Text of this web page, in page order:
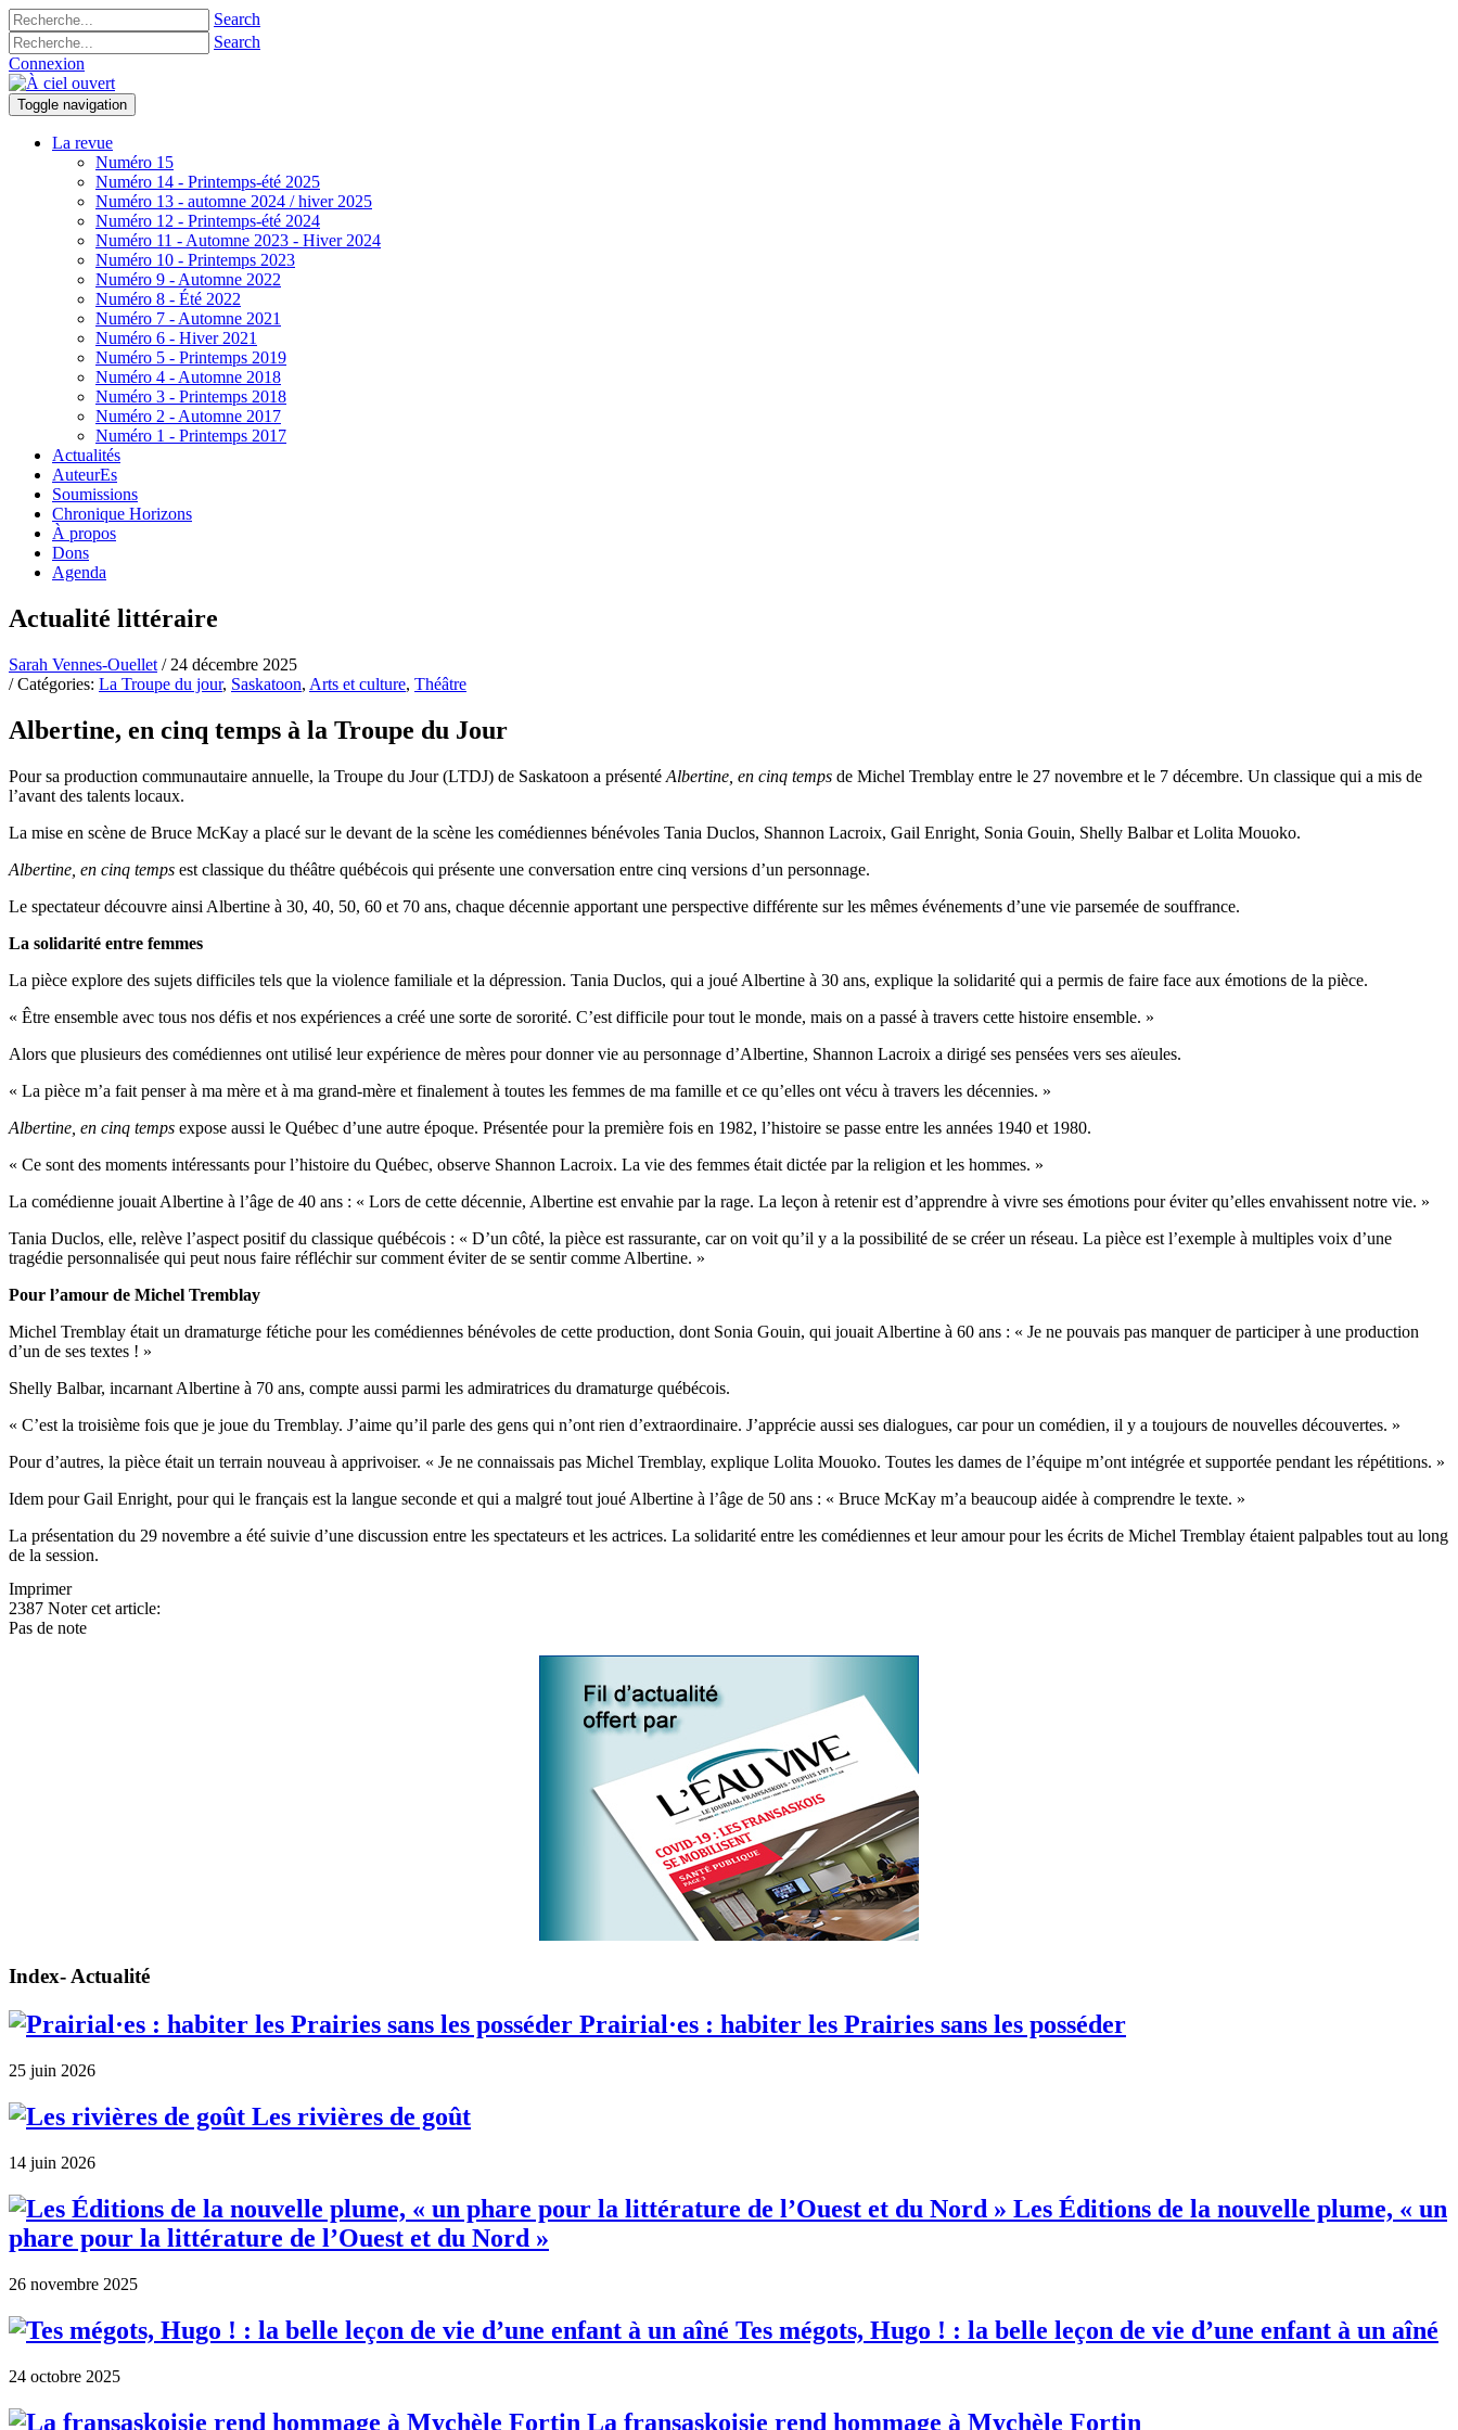
Search
Search
Connexion
Toggle navigation
La revue
Numéro 15
Numéro 14 - Printemps-été 2025
Numéro 13 - automne 2024 / hiver 2025
Numéro 12 - Printemps-été 2024
Numéro 11 - Automne 2023 - Hiver 2024
Numéro 10 - Printemps 2023
Numéro 9 - Automne 2022
Numéro 8 - Été 2022
Numéro 7 - Automne 2021
Numéro 6 - Hiver 2021
Numéro 5 - Printemps 2019
Numéro 4 - Automne 2018
Numéro 3 - Printemps 2018
Numéro 2 - Automne 2017
Numéro 1 - Printemps 2017
Actualités
AuteurEs
Soumissions
Chronique Horizons
À propos
Dons
Agenda
Actualité littéraire
Sarah Vennes-Ouellet / 24 décembre 2025
/ Catégories: La Troupe du jour, Saskatoon, Arts et culture, Théâtre
Albertine, en cinq temps à la Troupe du Jour
Pour sa production communautaire annuelle, la Troupe du Jour (LTDJ) de Saskatoon a présenté Albertine, en cinq temps de Michel Tremblay entre le 27 novembre et le 7 décembre. Un classique qui a mis de
l’avant des talents locaux.
La mise en scène de Bruce McKay a placé sur le devant de la scène les comédiennes bénévoles Tania Duclos, Shannon Lacroix, Gail Enright, Sonia Gouin, Shelly Balbar et Lolita Mouoko.
Albertine, en cinq temps est classique du théâtre québécois qui présente une conversation entre cinq versions d’un personnage.
Le spectateur découvre ainsi Albertine à 30, 40, 50, 60 et 70 ans, chaque décennie apportant une perspective différente sur les mêmes événements d’une vie parsemée de souffrance.
La solidarité entre femmes
La pièce explore des sujets difficiles tels que la violence familiale et la dépression. Tania Duclos, qui a joué Albertine à 30 ans, explique la solidarité qui a permis de faire face aux émotions de la pièce.
« Être ensemble avec tous nos défis et nos expériences a créé une sorte de sororité. C’est difficile pour tout le monde, mais on a passé à travers cette histoire ensemble. »
Alors que plusieurs des comédiennes ont utilisé leur expérience de mères pour donner vie au personnage d’Albertine, Shannon Lacroix a dirigé ses pensées vers ses aïeules.
« La pièce m’a fait penser à ma mère et à ma grand-mère et finalement à toutes les femmes de ma famille et ce qu’elles ont vécu à travers les décennies. »
Albertine, en cinq temps expose aussi le Québec d’une autre époque. Présentée pour la première fois en 1982, l’histoire se passe entre les années 1940 et 1980.
« Ce sont des moments intéressants pour l’histoire du Québec, observe Shannon Lacroix. La vie des femmes était dictée par la religion et les hommes. »
La comédienne jouait Albertine à l’âge de 40 ans : « Lors de cette décennie, Albertine est envahie par la rage. La leçon à retenir est d’apprendre à vivre ses émotions pour éviter qu’elles envahissent notre vie. »
Tania Duclos, elle, relève l’aspect positif du classique québécois : « D’un côté, la pièce est rassurante, car on voit qu’il y a la possibilité de se créer un réseau. La pièce est l’exemple à multiples voix d’une
tragédie personnalisée qui peut nous faire réfléchir sur comment éviter de se sentir comme Albertine. »
Pour l’amour de Michel Tremblay
Michel Tremblay était un dramaturge fétiche pour les comédiennes bénévoles de cette production, dont Sonia Gouin, qui jouait Albertine à 60 ans : « Je ne pouvais pas manquer de participer à une production
d’un de ses textes ! »
Shelly Balbar, incarnant Albertine à 70 ans, compte aussi parmi les admiratrices du dramaturge québécois.
« C’est la troisième fois que je joue du Tremblay. J’aime qu’il parle des gens qui n’ont rien d’extraordinaire. J’apprécie aussi ses dialogues, car pour un comédien, il y a toujours de nouvelles découvertes. »
Pour d’autres, la pièce était un terrain nouveau à apprivoiser. « Je ne connaissais pas Michel Tremblay, explique Lolita Mouoko. Toutes les dames de l’équipe m’ont intégrée et supportée pendant les répétitions. »
Idem pour Gail Enright, pour qui le français est la langue seconde et qui a malgré tout joué Albertine à l’âge de 50 ans : « Bruce McKay m’a beaucoup aidée à comprendre le texte. »
La présentation du 29 novembre a été suivie d’une discussion entre les spectateurs et les actrices. La solidarité entre les comédiennes et leur amour pour les écrits de Michel Tremblay étaient palpables tout au long
de la session.
Imprimer
2387 Noter cet article:
Pas de note
Index- Actualité
Prairial·es : habiter les Prairies sans les posséder
25 juin 2026
Les rivières de goût
14 juin 2026
Les Éditions de la nouvelle plume, « un
phare pour la littérature de l’Ouest et du Nord »
26 novembre 2025
Tes mégots, Hugo ! : la belle leçon de vie d’une enfant à un aîné
24 octobre 2025
La fransaskoisie rend hommage à Mychèle Fortin